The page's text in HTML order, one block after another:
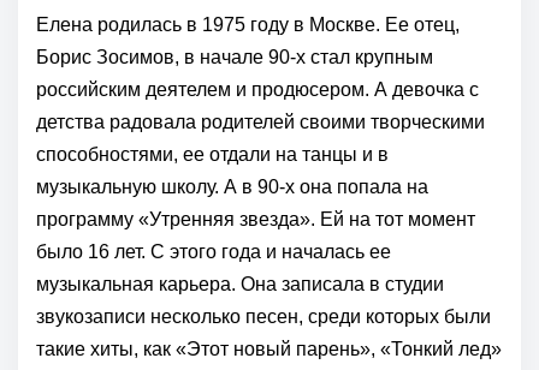
Елена родилась в 1975 году в Москве. Ее отец,
Борис Зосимов, в начале 90-х стал крупным
российским деятелем и продюсером. А девочка с
детства радовала родителей своими творческими
способностями, ее отдали на танцы и в
музыкальную школу. А в 90-х она попала на
программу «Утренняя звезда». Ей на тот момент
было 16 лет. С этого года и началась ее
музыкальная карьера. Она записала в студии
звукозаписи несколько песен, среди которых были
такие хиты, как «Этот новый парень», «Тонкий лед»